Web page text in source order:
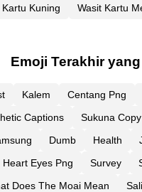
Kartu Kuning Wasit Kartu
Emoji Terakhir
Kalem Centang Png
Captions Sukuna
Dumb Health
Heart Eyes Png Survey
Does The Moai Mean